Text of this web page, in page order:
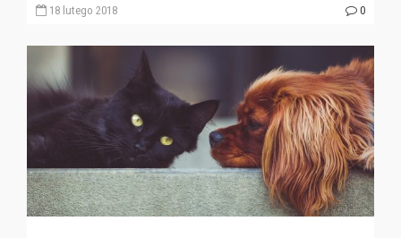
18 lutego 2018 0